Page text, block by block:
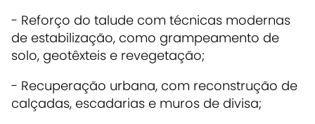
- Reforço do talude com técnicas modernas
de estabilização, como grampeamento de
solo, geotêxteis e revegetação;
- Recuperação urbana, com reconstrução de
calçadas, escadarias e muros de divisa;